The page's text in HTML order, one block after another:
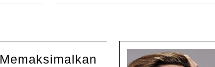
Memaksimalkan